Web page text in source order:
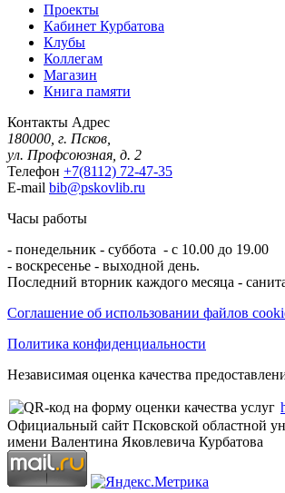
Проекты
Кабинет Курбатова
Клубы
Коллегам
Магазин
Книга памяти
Контакты Адрес
180000, г. Псков,
ул. Профсоюзная, д. 2
Телефон +7(8112) 72-47-35
E-mail bib@pskovlib.ru
Часы работы
- понедельник - суббота - с 10.00 до 19.00
- воскресенье - выходной день.
Последний вторник каждого месяца -
Соглашение об использовании файлов
Политика конфиденциальности
Независимая оценка качества
Официальный сайт Псковской областной
имени Валентина Яковлевича Курбатова